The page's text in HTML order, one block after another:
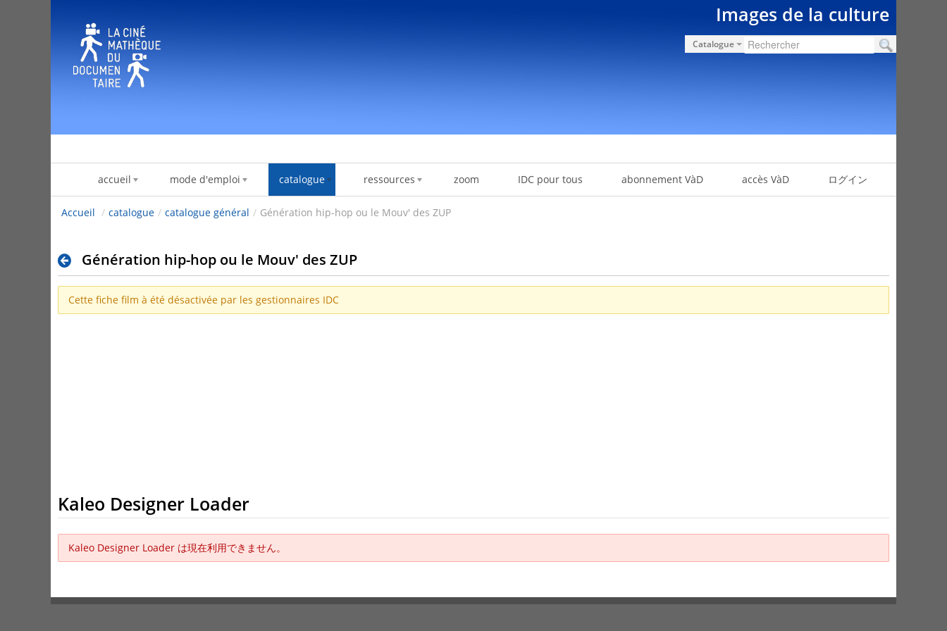
Images de la culture
Catalogue
accueil mode d'emploi catalogue ressources zoom IDC pour tous abonnement VàD accès VàD ログイン
Accueil / catalogue / catalogue général / Génération hip-hop ou le Mouv' des ZUP
Génération hip-hop ou le Mouv' des ZUP
Cette fiche film à été désactivée par les gestionnaires IDC
Kaleo Designer Loader
Kaleo Designer Loader は現在利用できません。